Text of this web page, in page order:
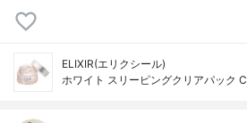
ELIXIR(エリクシール)
ホワイト スリーピングクリアパック C